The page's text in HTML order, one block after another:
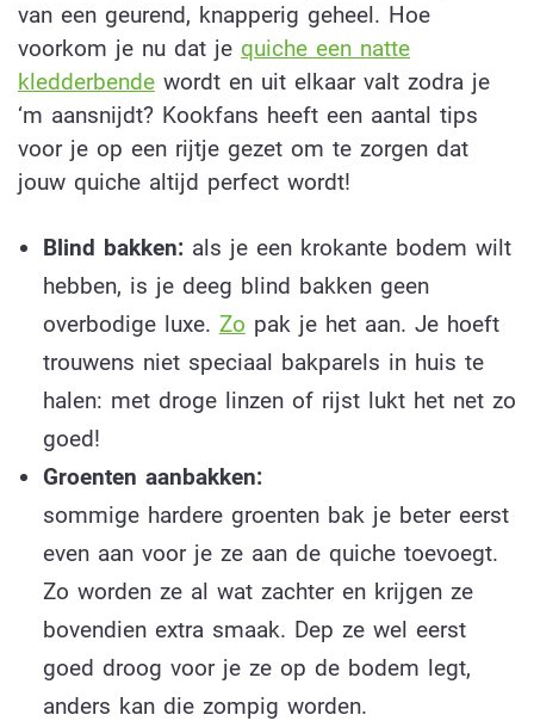
van een geurend, knapperig geheel. Hoe
voorkom je nu dat je quiche een natte
kledderbende wordt en uit elkaar valt zodra je
‘m aansnijdt? Kookfans heeft een aantal tips
voor je op een rijtje gezet om te zorgen dat
jouw quiche altijd perfect wordt!
Blind bakken: als je een krokante bodem wilt
hebben, is je deeg blind bakken geen
overbodige luxe. Zo pak je het aan. Je hoeft
trouwens niet speciaal bakparels in huis te
halen: met droge linzen of rijst lukt het net zo
goed!
Groenten aanbakken:
sommige hardere groenten bak je beter eerst
even aan voor je ze aan de quiche toevoegt.
Zo worden ze al wat zachter en krijgen ze
bovendien extra smaak. Dep ze wel eerst
goed droog voor je ze op de bodem legt,
anders kan die zompig worden.